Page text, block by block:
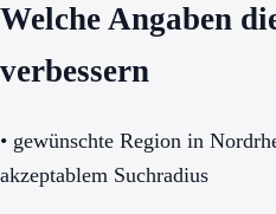
Welche Angaben
verbessern
• gewünschte Region in
akzeptablem Suchradius